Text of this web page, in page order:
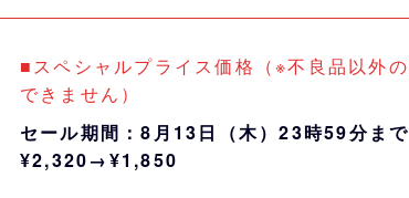
■スペシャルプライス価格（※不良品以外
できません）
セール期間：8月13日（木）23時59分まで
¥2,320→¥1,850